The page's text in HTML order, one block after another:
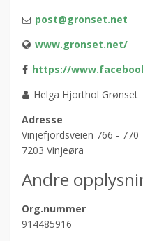
post@gronset.net
www.gronset.net/
https://
Helga Hjorthol Grønset
Adresse
Vinjefjordsveien 766 - 770
7203 Vinjeøra
Andre
Org.nummer
914485916